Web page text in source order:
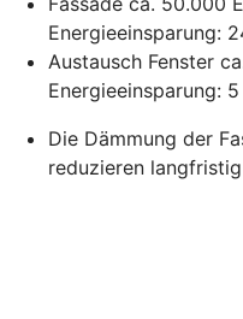
Energieeinsparung:
Austausch Fenster
Energieeinsparung:
Die Dämmung der
reduzieren